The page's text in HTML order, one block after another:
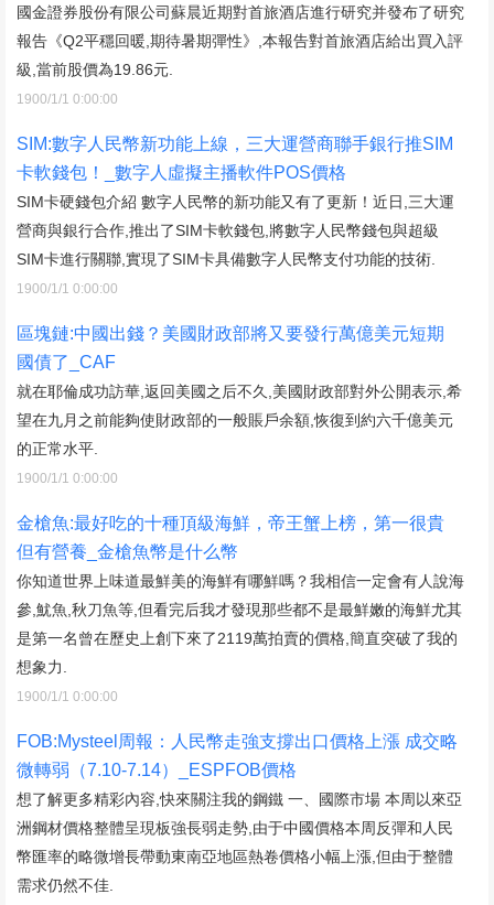
國金證券股份有限公司蘇晨近期對首旅酒店進行研究并發布了研究
報告《Q2平穩回暖,期待暑期彈性》,本報告對首旅酒店給出買入評
級,當前股價為19.86元.
1900/1/1 0:00:00
SIM:數字人民幣新功能上線，三大運營商聯手銀行推SIM
卡軟錢包！_數字人虛擬主播軟件POS價格
SIM卡硬錢包介紹 數字人民幣的新功能又有了更新！近日,三大運
營商與銀行合作,推出了SIM卡軟錢包,將數字人民幣錢包與超級
SIM卡進行關聯,實現了SIM卡具備數字人民幣支付功能的技術.
1900/1/1 0:00:00
區塊鏈:中國出錢？美國財政部將又要發行萬億美元短期
國債了_CAF
就在耶倫成功訪華,返回美國之后不久,美國財政部對外公開表示,希
望在九月之前能夠使財政部的一般賬戶余額,恢復到約六千億美元
的正常水平.
1900/1/1 0:00:00
金槍魚:最好吃的十種頂級海鮮，帝王蟹上榜，第一很貴
但有營養_金槍魚幣是什么幣
你知道世界上味道最鮮美的海鮮有哪鮮嗎？我相信一定會有人說海
參,魷魚,秋刀魚等,但看完后我才發現那些都不是最鮮嫩的海鮮尤其
是第一名曾在歷史上創下來了2119萬拍賣的價格,簡直突破了我的
想象力.
1900/1/1 0:00:00
FOB:Mysteel周報：人民幣走強支撐出口價格上漲 成交略
微轉弱（7.10-7.14）_ESPFOB價格
想了解更多精彩內容,快來關注我的鋼鐵 一、國際市場 本周以來亞
洲鋼材價格整體呈現板強長弱走勢,由于中國價格本周反彈和人民
幣匯率的略微增長帶動東南亞地區熱卷價格小幅上漲,但由于整體
需求仍然不佳.